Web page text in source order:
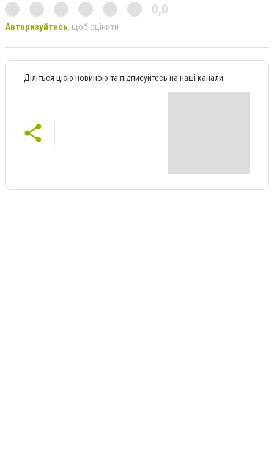
0,0
Авторизуйтесь, щоб оцінити
Діліться цією новиною та підписуйтесь на наші канали